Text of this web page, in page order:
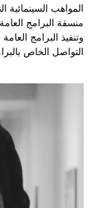
المواهب السينمائية
منسقة البرامج
وتنفيذ البرامج
التواصل الخاص